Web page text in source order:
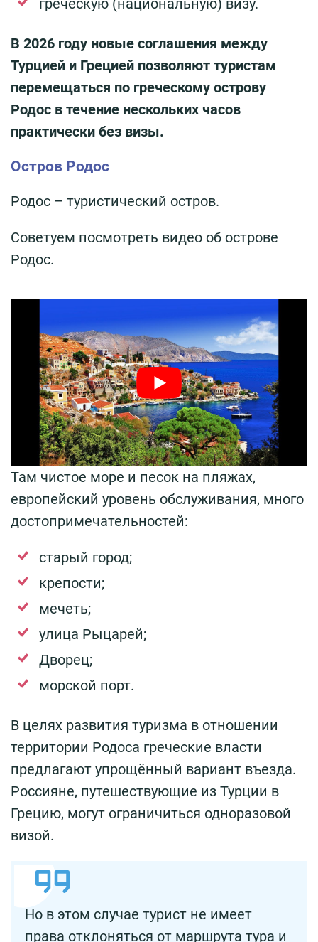
В 2026 году новые соглашения между
Турцией и Грецией позволяют туристам
перемещаться по греческому острову
Родос в течение нескольких часов
практически без визы.
Остров Родос
Родос – туристический остров.
Советуем посмотреть видео об острове
Родос.
Там чистое море и песок на пляжах,
европейский уровень обслуживания, много
достопримечательностей:
старый город;
крепости;
мечеть;
улица Рыцарей;
Дворец;
морской порт.
В целях развития туризма в отношении
территории Родоса греческие власти
предлагают упрощённый вариант въезда.
Россияне, путешествующие из Турции в
Грецию, могут ограничиться одноразовой
визой.
Но в этом случае турист не имеет
права отклоняться от маршрута тура и